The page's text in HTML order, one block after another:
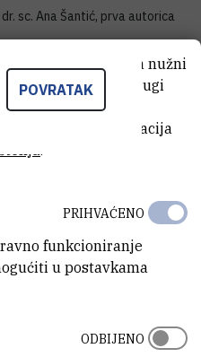
sc. Ana Šantić, prva autorica
je primjenom
računi i molekulsko-dinamičke
smanjuje privlačne
i anionskih komponenti
POVRATAK
Neki od tih kolačića nužni
stranice, dok se drugi
stranice radi
Za više informacija
.
funkcioniranje
u postavkama
PRIHVAĆENO
ODBIJENO